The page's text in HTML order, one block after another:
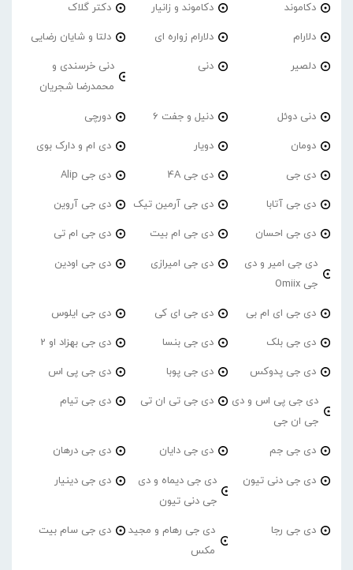
دکاموند دکاموند و زانیار دکتر گلاک
دلارام دلارام زواره ای دلتا و شایان رضایی
دلصیر دنی
دنی خرسندی و
محمدرضا شجریان
دنی دوئل دنیل و جفت 6 دورچی
دومان دویار دی ام و دارک بوی
دی جی دی جی 4A دی جی Alip
دی جی آتابا دی جی آرمین تیک دی جی آروین
دی جی احسان دی جی ام بیت دی جی ام تی
دی جی امیر و دی
جی Omiix
دی جی امیرازی دی جی اودین
دی جی ای ام بی دی جی ای کی دی جی ایلوس
دی جی بلک دی جی بنسا دی جی بهزاد او 2
دی جی پدوکس دی جی پوبا دی جی پی اس
دی جی پی اس و دی
جی ان جی
دی جی تی ان تی دی جی تیام
دی جی جم دی جی دایان دی جی درهان
دی جی دنی تیون
دی جی دیماه و دی
جی دنی تیون
دی جی دینیار
دی جی رجا
دی جی رهام و مجید
مکس
دی جی سام بیت